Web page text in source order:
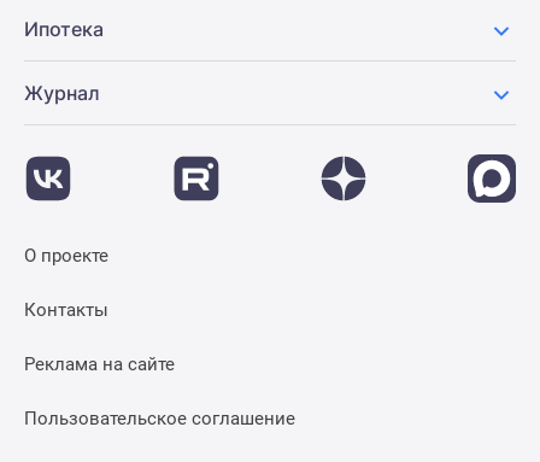
Ипотека
Журнал
О проекте
Контакты
Реклама на сайте
Пользовательское соглашение